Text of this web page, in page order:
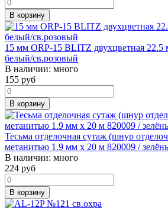
В корзину
15 мм ORP-15 BLITZ двухцветная 22.5
белый/св.розовый
В наличии: много
155 руб
В корзину
Тесьма отделочная сутаж (шнур
метанитью 1.9 мм х 20 м 820009 /
В наличии: много
224 руб
В корзину